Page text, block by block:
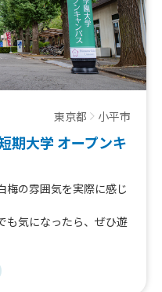
東京都 小平市
期大学 オープンキ
梅の雰囲気を実際に感じ
も気になったら、ぜひ遊